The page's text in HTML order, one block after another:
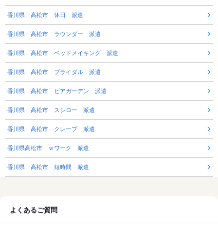
香川県 高松市 休日 派遣
香川県 高松市 ラウンダー 派遣
香川県 高松市 ベッドメイキング 派遣
香川県 高松市 ブライダル 派遣
香川県 高松市 ビアガーデン 派遣
香川県 高松市 スシロー 派遣
香川県 高松市 クレープ 派遣
香川県高松市 ｗワーク 派遣
香川県 高松市 短時間 派遣
よくあるご質問